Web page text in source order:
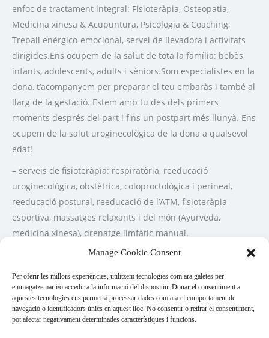
Manage Cookie Consent
Per oferir les millors experiències, utilitzem tecnologies com ara galetes per
emmagatzemar i/o accedir a la informació del dispositiu. Donar el consentiment a
aquestes tecnologies ens permetrà processar dades com ara el comportament de
navegació o identificadors únics en aquest lloc. No consentir o retirar el consentiment,
pot afectar negativament determinades característiques i funcions.
enfoc de tractament integral: Fisioteràpia, Osteopatia,
Medicina xinesa & Acupuntura, Psicologia & Coaching,
Treball enèrgico-emocional, servei de llevadora i activitats
dirigides.Ens ocupem de la salut de tota la família: bebès,
infants, adolescents, adults i sèniors.Som especialistes en la
dona, t’acompanyem per preparar el teu embaràs i també al
llarg de la gestació. Estem amb tu des dels primers
moments després del part i fins un postpart més llunyà. Ens
ocupem de la salut uroginecològica de la dona a qualsevol
edat!
– serveis de fisioteràpia: respiratòria, reeducació
uroginecològica, obstètrica, coloproctològica i perineal,
reeducació postural, reeducació de l’ATM, fisioteràpia
esportiva, massatges relaxants i del món (Ayurveda,
medicina xinesa), drenatge limfàtic manual.
– servei de llevadora: acompanyament a la lactància, hàbits
part i educació p/maternal impartit per una fisioterapeuta i
una llevadora.A Kine trobaràs activitats dirigides de Hatha
ioga, Ioga per a embarassades i mama bebè, Hipopressius,
Entrenament funcional i Ioga d’intensitat moderada. Tenen